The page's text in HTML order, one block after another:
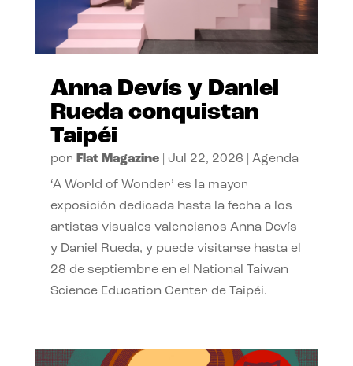
Anna Devís y Daniel
Rueda conquistan
Taipéi
por Flat Magazine| Jul 22, 2026 Agenda
‘A World of Wonder’ es la mayor
exposición dedicada hasta la fecha a los
artistas visuales valencianos Anna Devís
y Daniel Rueda, y puede visitarse hasta el
28 de septiembre en el National Taiwan
Science Education Center de Taipéi.